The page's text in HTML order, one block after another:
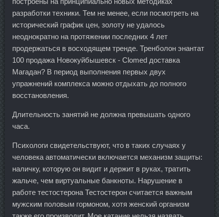
разработки техники. Тем не менее, если посмотреть на
исторический график цен, золоту не удалось
неоднократно на протяжении последних 4 лет
продержаться в восходящем тренде. Тренболон энантат
100 продажа Новокуйбышевск - Clomed доставка
Магадан? В период выполнения первых двух
упражнений комплекса можно отдыхать до полного
восстановления.
Длительность занятий не должна превышать одного
часа.
Психологи свидетельствуют, что в таких случаях у
человека автоматически включается механизм защиты:
наличку, которую он видит и держит в руках, тратить
жальче, чем виртуальные банкноты. Нарушение в
работе тестостерона Тестостерон считается важным
мужским половым гормоном, хотя женский организм